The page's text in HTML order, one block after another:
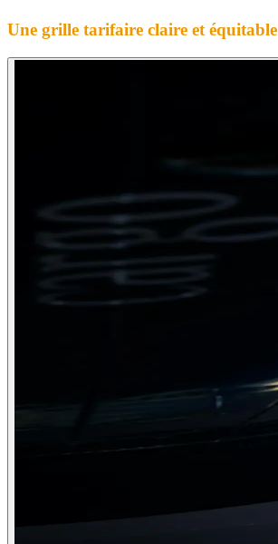
Une grille tarifaire claire et équitable